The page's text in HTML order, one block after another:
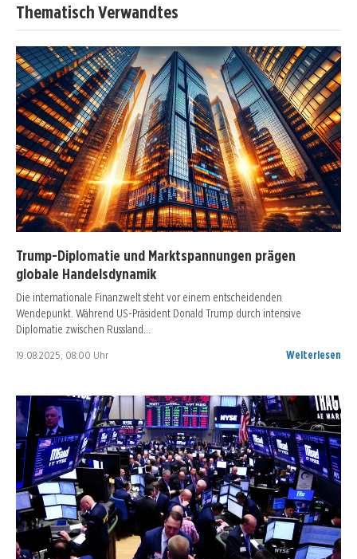
Thematisch Verwandtes
Trump-Diplomatie und Marktspannungen prägen
globale Handelsdynamik
Die internationale Finanzwelt steht vor einem entscheidenden
Wendepunkt. Während US-Präsident Donald Trump durch intensive
Diplomatie zwischen Russland…
19.08.2025, 08:00 Uhr Weiterlesen